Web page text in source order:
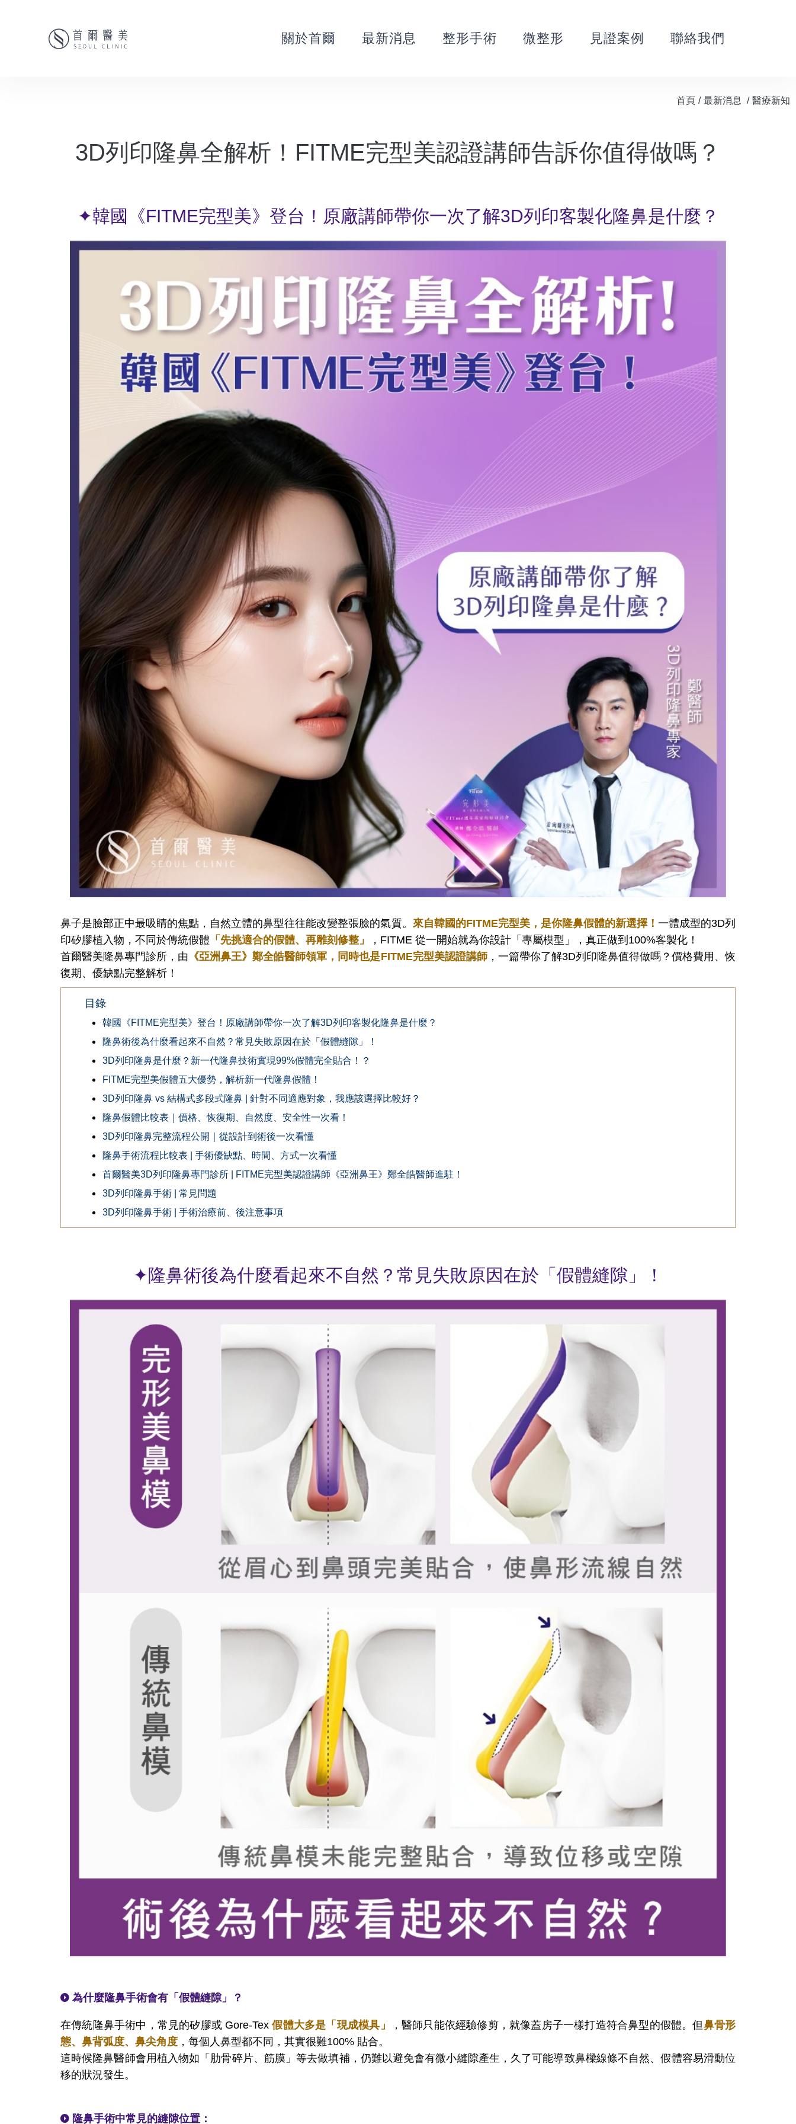
關於首爾 最新消息 整形手術 微整形 見證案例 聯絡我們
3D列印隆鼻全解析！FITME完型美認證講師告訴你值得做嗎？
首頁 / 最新消息 / 醫療新知
✦韓國《FITME完型美》登台！原廠講師帶你一次了解3D列印客製化隆鼻是什麼？
鼻子是臉部正中最吸睛的焦點，自然立體的鼻型往往能改變整張臉的氣質。 來自韓國的FITME完型美，是你隆鼻假體的新選擇！ 一體成型的3D列
印矽膠植入物，不同於傳統假體 「先挑適合的假體、再雕刻修整」
，FITME 從一開始就為你設計「專屬模型」，真正做到100%客製化！
首爾醫美隆鼻專門診所，由 《亞洲鼻王》鄭全皓醫師領軍，同時也是FITME完型美認證講師，一篇帶你了解3D列印隆鼻值得做嗎？價格費用、恢
復期、優缺點完整解析！
目錄
韓國《FITME完型美》登台！原廠講師帶你一次了解3D列印客製化隆鼻是什麼？
隆鼻術後為什麼看起來不自然？常見失敗原因在於「假體縫隙」！
3D列印隆鼻是什麼？新一代隆鼻技術實現99%假體完全貼合！？
FITME完型美假體五大優勢，解析新一代隆鼻假體！
3D列印隆鼻 vs 結構式多段式隆鼻 | 針對不同適應對象，我應該選擇比較好？
隆鼻假體比較表｜價格、恢復期、自然度、安全性一次看！
3D列印隆鼻完整流程公開｜從設計到術後一次看懂
隆鼻手術流程比較表 | 手術優缺點、時間、方式一次看懂
首爾醫美3D列印隆鼻專門診所 | FITME完型美認證講師《亞洲鼻王》鄭全皓醫師進駐！
3D列印隆鼻手術 | 常見問題
3D列印隆鼻手術 | 手術治療前、後注意事項
✦隆鼻術後為什麼看起來不自然？常見失敗原因在於「假體縫隙」！
為什麼隆鼻手術會有「假體縫隙」？
在傳統隆鼻手術中，常見的矽膠或 Gore-Tex假體大多是「現成模具」 ，醫師只能依經驗修剪，就像蓋房子一樣打造符合鼻型的假體。但鼻骨形
態、鼻背弧度、鼻尖角度 ，每個人鼻型都不同，其實很難100% 貼合。
這時候隆鼻醫師會用植入物如「肋骨碎片、筋膜」等去做填補，仍難以避免會有微小縫隙產生，久了可能導致鼻樑線條不自然、假體容易滑動位
移的狀況發生。
隆鼻手術中常見的縫隙位置：